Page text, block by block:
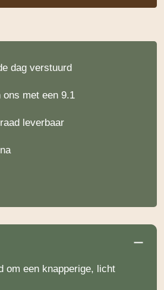
dag verstuurd
ons met een 9.1
leverbaar
om een knapperige, licht